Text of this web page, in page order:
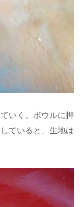
いく。ボウルに押
ていると、生地は